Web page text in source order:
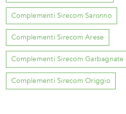
Complementi Sirecom Saronno
Complementi Sirecom Arese
Complementi Sirecom Garbagnate
Complementi Sirecom Origgio